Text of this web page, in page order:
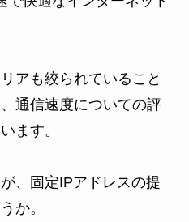
アも絞られていること
通信速度についての評
ます。
、固定IPアドレスの提
か。